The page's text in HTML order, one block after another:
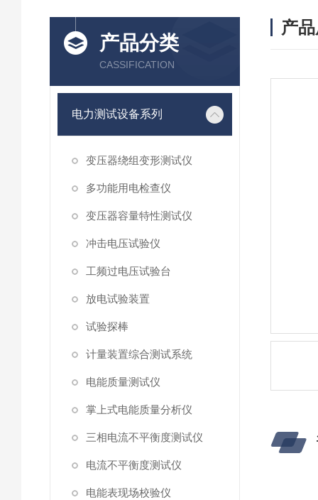
产品分类
CASSIFICATION
电力测试设备系列
变压器绕组变形测试仪
多功能用电检查仪
变压器容量特性测试仪
冲击电压试验仪
工频过电压试验台
放电试验装置
试验探棒
计量装置综合测试系统
电能质量测试仪
掌上式电能质量分析仪
三相电流不平衡度测试仪
电流不平衡度测试仪
电能表现场校验仪
产